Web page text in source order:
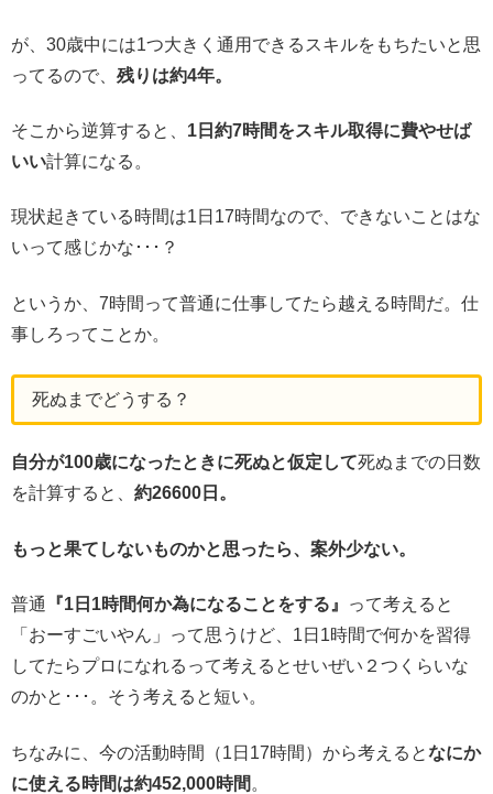
が、30歳中には1つ大きく通用できるスキルをもちたいと思
ってるので、 残りは約4年。
そこから逆算すると、 1日約7時間をスキル取得に費やせば
いい計算になる。
現状起きている時間は1日17時間なので、できないことはな
いって感じかな･･･？
というか、7時間って普通に仕事してたら越える時間だ。仕
事しろってことか。
死ぬまでどうする？
自分が100歳になったときに死ぬと仮定して死ぬまでの日数
を計算すると、 約26600日。
もっと果てしないものかと思ったら、案外少ない。
普通 『1日1時間何か為になることをする』
って考えると
「おーすごいやん」って思うけど、1日1時間で何かを習得
してたらプロになれるって考えるとせいぜい２つくらいな
のかと･･･。そう考えると短い。
ちなみに、今の活動時間（1日17時間）から考えるとなにか
に使える時間は約452,000時間 。